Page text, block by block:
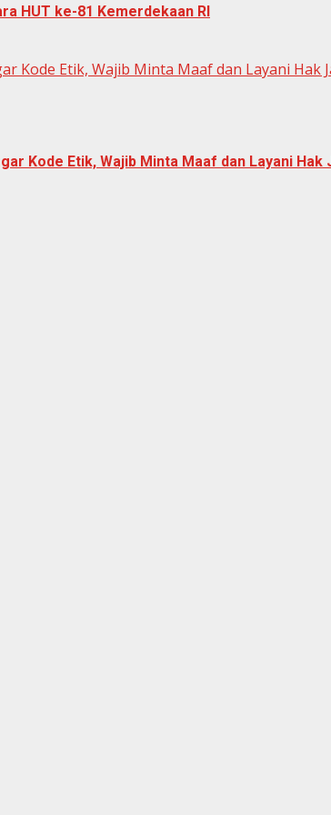
HUT ke-81 Kemerdekaan RI
Kode Etik, Wajib Minta Maaf dan Layani Hak
Kode Etik, Wajib Minta Maaf dan Layani Hak